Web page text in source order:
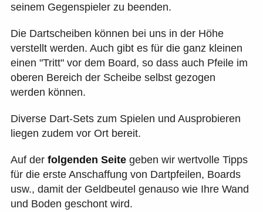
seinem Gegenspieler zu beenden.
Die Dartscheiben können bei uns in der Höhe
verstellt werden. Auch gibt es für die ganz kleinen
einen "Tritt" vor dem Board, so dass auch Pfeile im
oberen Bereich der Scheibe selbst gezogen
werden können.
Diverse Dart-Sets zum Spielen und Ausprobieren
liegen zudem vor Ort bereit.
Auf der folgenden Seitegeben wir wertvolle Tipps
für die erste Anschaffung von Dartpfeilen, Boards
usw., damit der Geldbeutel genauso wie Ihre Wand
und Boden geschont wird.